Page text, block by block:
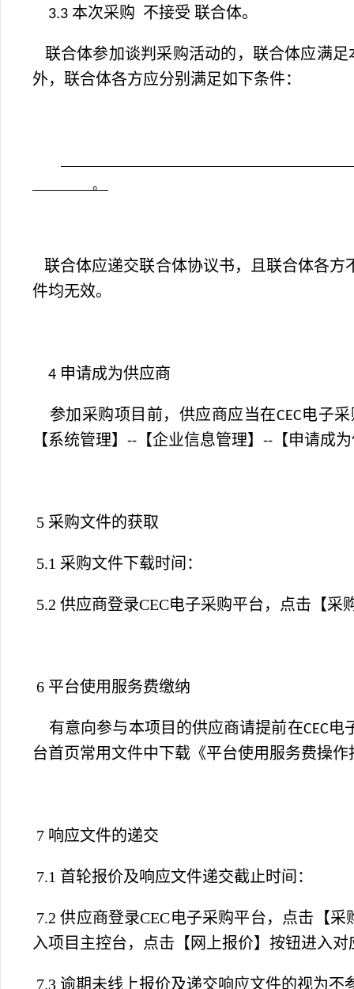
3.3 本次采购 不接受 联合体。
联合体参加谈判采购活动的，联合体应满足
外，联合体各方应分别满足如下条件：
。
联合体应递交联合体协议书，且联合体各方
件均无效。
4 申请成为供应商
参加采购项目前，供应商应当在CEC电子
【系统管理】 -- 【企业信息管理】 -- 【申请成
5 采购文件的获取
5.1 采购文件下载时间：
5.2 供应商登录CEC电子采购平台，点击【
6 平台使用服务费缴纳
有意向参与本项目的供应商请提前在CEC电
台首页常用文件中下载《平台使用服务费操作
7 响应文件的递交
7.1 首轮报价及响应文件递交截止时间：
7.2 供应商登录CEC电子采购平台，点击【
入项目主控台，点击【网上报价】按钮进入
7.3 逾期未线上报价及递交响应文件的视为不